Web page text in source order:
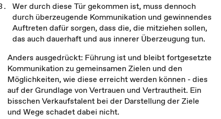
Wer durch diese Tür gekommen ist, muss dennoch
durch überzeugende Kommunikation und gewinnendes
Auftreten dafür sorgen, dass die, die mitziehen sollen,
das auch dauerhaft und aus innerer Überzeugung tun.
Anders ausgedrückt: Führung ist und bleibt fortgesetzte
Kommunikation zu gemeinsamen Zielen und den
Möglichkeiten, wie diese erreicht werden können - dies
auf der Grundlage von Vertrauen und Vertrautheit. Ein
bisschen Verkaufstalent bei der Darstellung der Ziele
und Wege schadet dabei nicht.